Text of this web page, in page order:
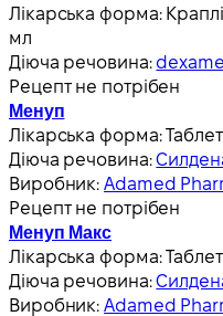
Лікарська форма:
мл
Діюча речовина:
Рецепт не потрібен
Менуп
Лікарська форма:
Діюча речовина:
Виробник:Adamed
Рецепт не потрібен
Менуп Макс
Лікарська форма:
Діюча речовина:
Виробник:Adamed